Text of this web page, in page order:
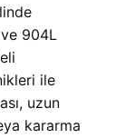
ve 904L
ile
uzun
kararma